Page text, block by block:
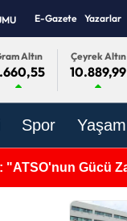
E-Gazete Yazarlar
Altın Çeyrek Altın
10.889,99
Spor Yaşam
Parti’de!